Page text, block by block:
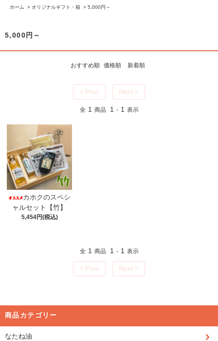
ホーム > オリジナルギフト・箱 > 5,000円～
5,000円～
おすすめ順 価格順 新着順
< Prev Next >
全 1 商品 1 - 1 表示
カホクのスペシ
ャルセット【竹】
5,454円(税込)
全 1 商品 1 - 1 表示
< Prev Next >
商品カテゴリー
なたね油